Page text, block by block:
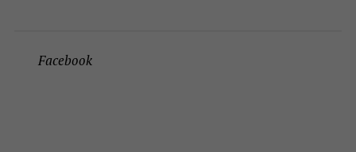
Facebook